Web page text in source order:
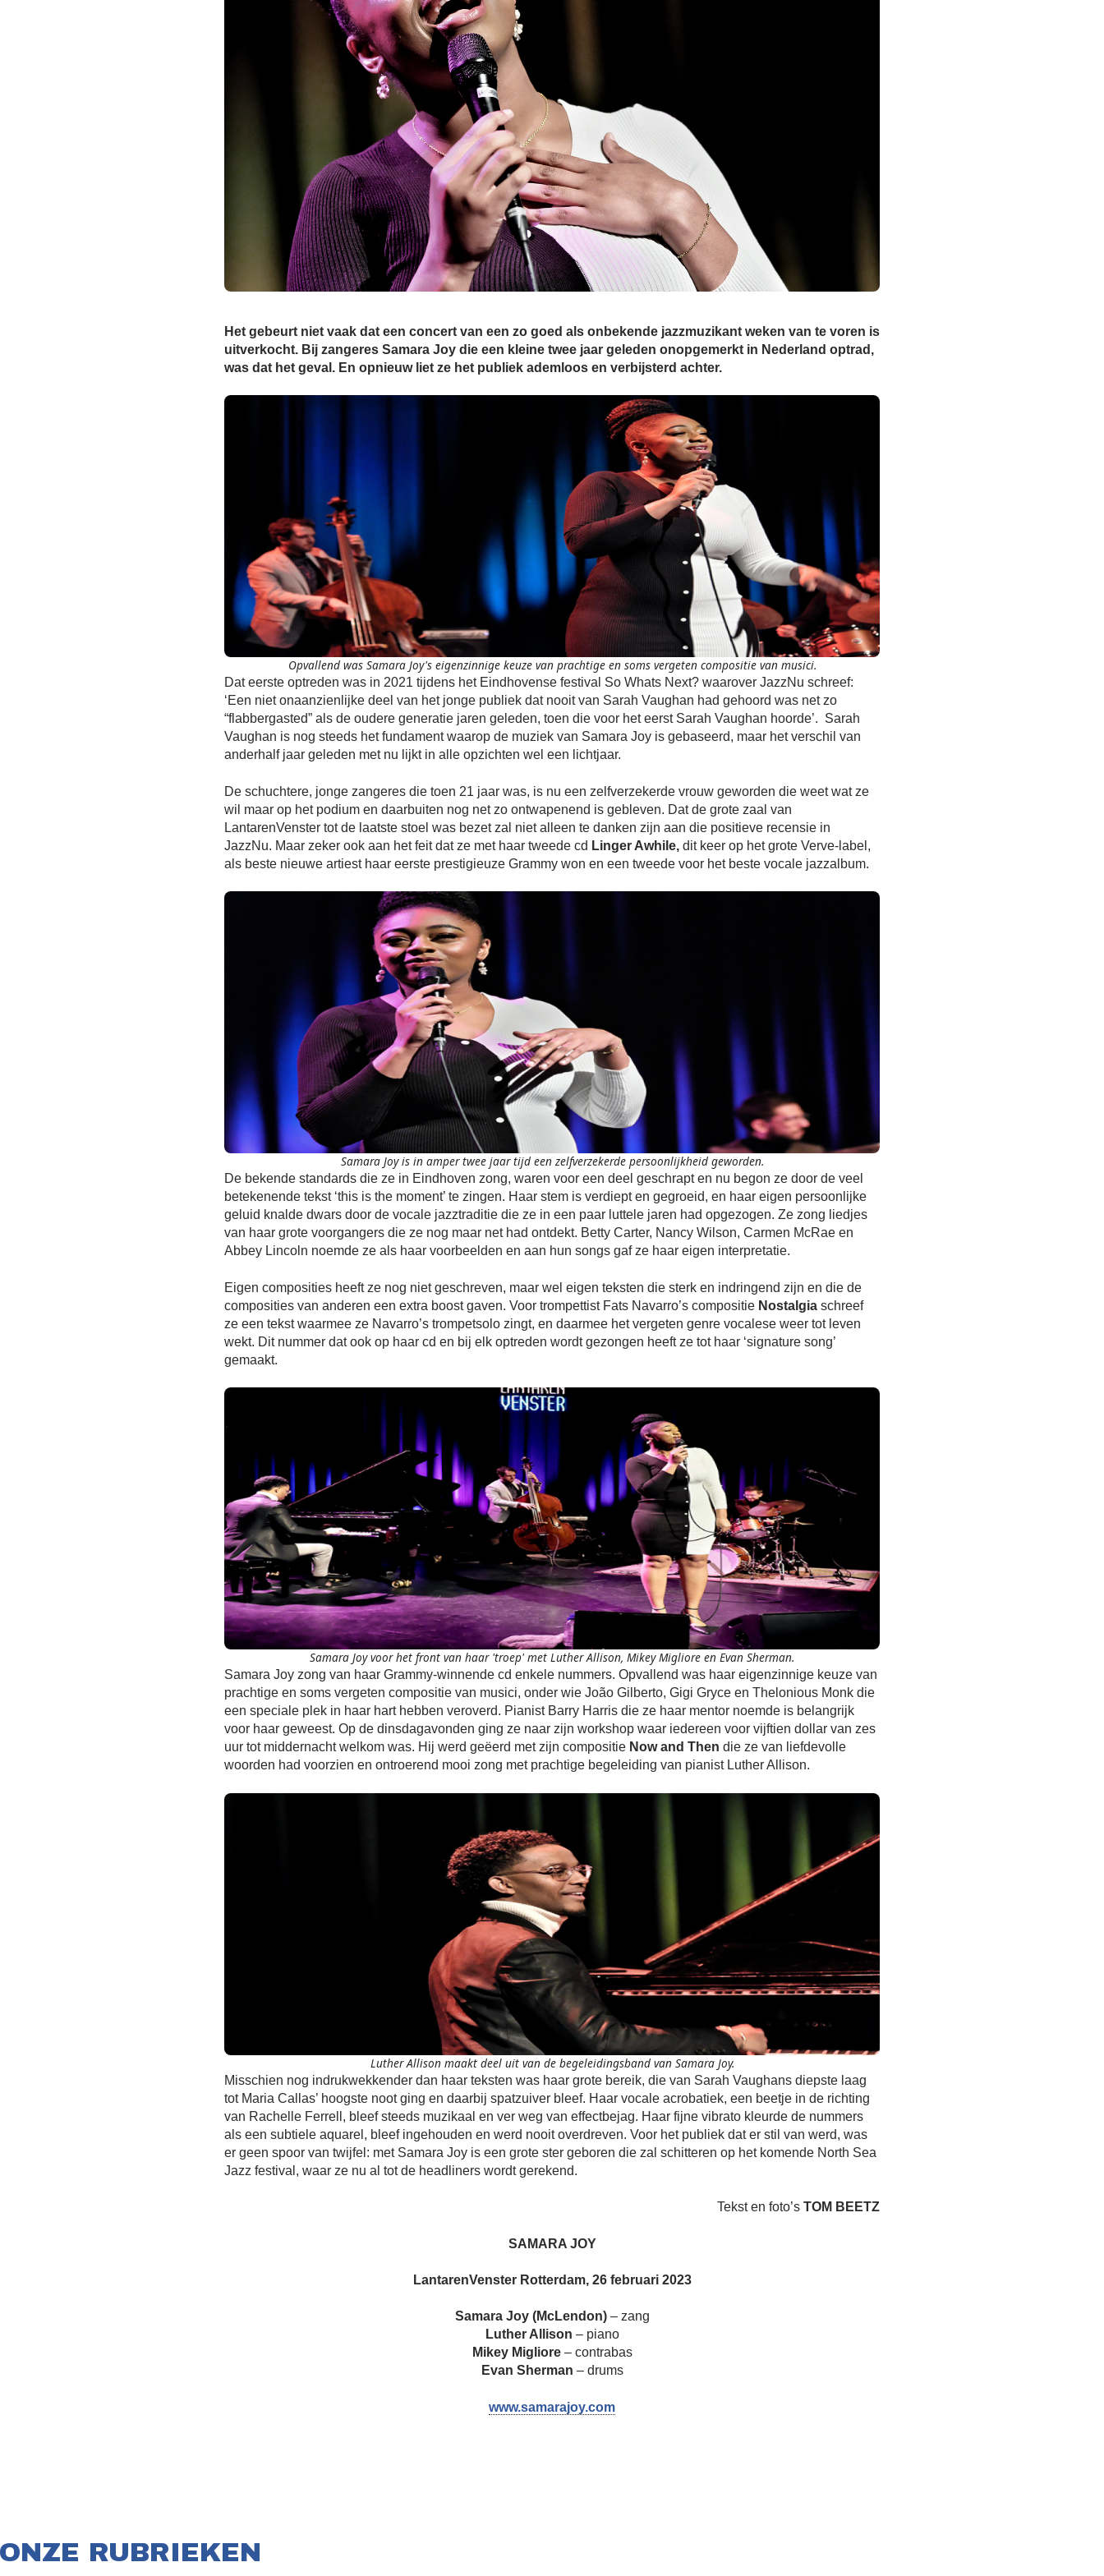
Het gebeurt niet vaak dat een concert van een zo goed als onbekende jazzmuzikant weken van te voren is
uitverkocht. Bij zangeres Samara Joy die een kleine twee jaar geleden onopgemerkt in Nederland optrad,
was dat het geval. En opnieuw liet ze het publiek ademloos en verbijsterd achter.
Opvallend was Samara Joy's eigenzinnige keuze van prachtige en soms vergeten compositie van musici.
Dat eerste optreden was in 2021 tijdens het Eindhovense festival So Whats Next? waarover JazzNu schreef:
‘Een niet onaanzienlijke deel van het jonge publiek dat nooit van Sarah Vaughan had gehoord was net zo
“flabbergasted” als de oudere generatie jaren geleden, toen die voor het eerst Sarah Vaughan hoorde’. Sarah
Vaughan is nog steeds het fundament waarop de muziek van Samara Joy is gebaseerd, maar het verschil van
anderhalf jaar geleden met nu lijkt in alle opzichten wel een lichtjaar.
De schuchtere, jonge zangeres die toen 21 jaar was, is nu een zelfverzekerde vrouw geworden die weet wat ze
wil maar op het podium en daarbuiten nog net zo ontwapenend is gebleven. Dat de grote zaal van
LantarenVenster tot de laatste stoel was bezet zal niet alleen te danken zijn aan die positieve recensie in
JazzNu. Maar zeker ook aan het feit dat ze met haar tweede cd Linger Awhile, dit keer op het grote Verve-label,
als beste nieuwe artiest haar eerste prestigieuze Grammy won en een tweede voor het beste vocale jazzalbum.
Samara Joy is in amper twee jaar tijd een zelfverzekerde persoonlijkheid geworden.
De bekende standards die ze in Eindhoven zong, waren voor een deel geschrapt en nu begon ze door de veel
betekenende tekst ‘this is the moment’ te zingen. Haar stem is verdiept en gegroeid, en haar eigen persoonlijke
geluid knalde dwars door de vocale jazztraditie die ze in een paar luttele jaren had opgezogen. Ze zong liedjes
van haar grote voorgangers die ze nog maar net had ontdekt. Betty Carter, Nancy Wilson, Carmen McRae en
Abbey Lincoln noemde ze als haar voorbeelden en aan hun songs gaf ze haar eigen interpretatie.
Eigen composities heeft ze nog niet geschreven, maar wel eigen teksten die sterk en indringend zijn en die de
composities van anderen een extra boost gaven. Voor trompettist Fats Navarro’s compositie Nostalgia schreef
ze een tekst waarmee ze Navarro’s trompetsolo zingt, en daarmee het vergeten genre vocalese weer tot leven
wekt. Dit nummer dat ook op haar cd en bij elk optreden wordt gezongen heeft ze tot haar ‘signature song’
gemaakt.
Samara Joy voor het front van haar 'troep' met Luther Allison, Mikey Migliore en Evan Sherman.
Samara Joy zong van haar Grammy-winnende cd enkele nummers. Opvallend was haar eigenzinnige keuze van
prachtige en soms vergeten compositie van musici, onder wie João Gilberto, Gigi Gryce en Thelonious Monk die
een speciale plek in haar hart hebben veroverd. Pianist Barry Harris die ze haar mentor noemde is belangrijk
voor haar geweest. Op de dinsdagavonden ging ze naar zijn workshop waar iedereen voor vijftien dollar van zes
uur tot middernacht welkom was. Hij werd geëerd met zijn compositie Now and Then die ze van liefdevolle
woorden had voorzien en ontroerend mooi zong met prachtige begeleiding van pianist Luther Allison.
Luther Allison maakt deel uit van de begeleidingsband van Samara Joy.
Misschien nog indrukwekkender dan haar teksten was haar grote bereik, die van Sarah Vaughans diepste laag
tot Maria Callas’ hoogste noot ging en daarbij spatzuiver bleef. Haar vocale acrobatiek, een beetje in de richting
van Rachelle Ferrell, bleef steeds muzikaal en ver weg van effectbejag. Haar fijne vibrato kleurde de nummers
als een subtiele aquarel, bleef ingehouden en werd nooit overdreven. Voor het publiek dat er stil van werd, was
er geen spoor van twijfel: met Samara Joy is een grote ster geboren die zal schitteren op het komende North Sea
Jazz festival, waar ze nu al tot de headliners wordt gerekend.
Tekst en foto’s TOM BEETZ
SAMARA JOY
LantarenVenster Rotterdam, 26 februari 2023
Samara Joy (McLendon) – zang
Luther Allison – piano
Mikey Migliore– contrabas
Evan Sherman – drums
www.samarajoy.com
ONZE RUBRIEKEN